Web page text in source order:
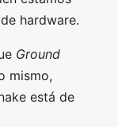
hardware.
Ground
mismo,
está de